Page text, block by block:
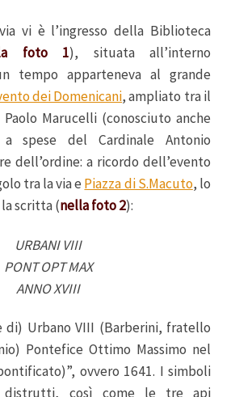
vi è l’ingresso della Biblioteca
foto 1), situata all’interno
tempo apparteneva al grande
dei Domenicani, ampliato tra il
Marucelli (conosciuto anche
spese del Cardinale Antonio
dell’ordine: a ricordo dell’evento
tra la via ePiazza di S.Macuto, lo
scritta (nella foto 2):
URBANI VIII
PONT OPT MAX
ANNO XVIII
di) Urbano VIII (Barberini, fratello
Pontefice Ottimo Massimo nel
ovvero 1641. I simboli
distrutti, così come le tre api